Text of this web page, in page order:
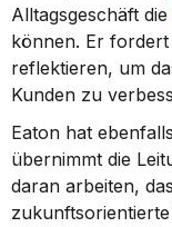
Alltagsgeschäft die
können. Er
reflektieren, um
Kunden zu
Eaton hat
übernimmt die
daran arbeiten,